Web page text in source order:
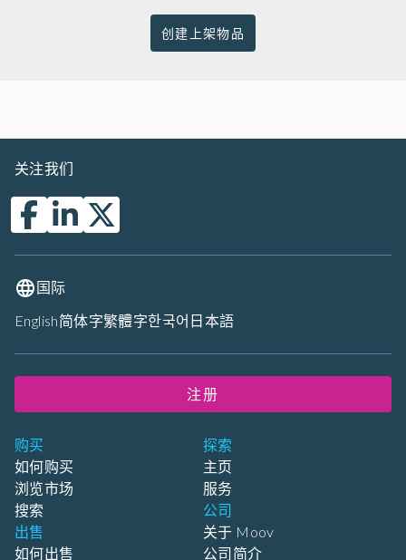
创建上架物品
购买
如何购买
浏览市场
搜索
出售
如何出售
探索
主页
服务
公司
关于 Moov
公司简介
关注我们
国际
English简体字繁體字한국어 日本語
注册